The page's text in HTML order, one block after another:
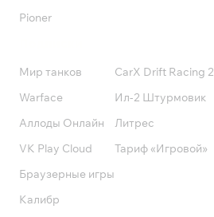
Pioner
Мир танков
Warface
Аллоды Онлайн
VK Play Cloud
Браузерные игры
Калибр
CarX Drift Racing 2
Ил-2 Штурмовик
Литрес
Тариф «Игровой»